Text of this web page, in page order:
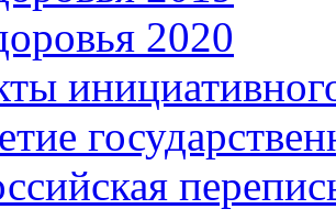
2020